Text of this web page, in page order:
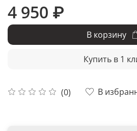
(0) В
4 950 ₽
В корзину
Купить в 1